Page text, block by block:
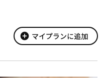
add_circle マイプランに追加